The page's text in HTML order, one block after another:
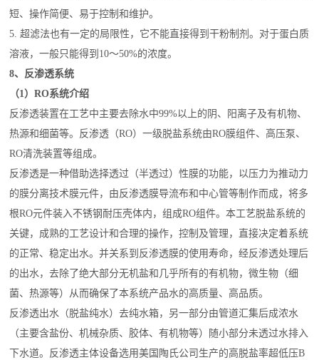
短、操作简便、易于控制和维护。
5. 超滤法也有一定的局限性，它不能直接得到干粉制剂。对于蛋白质
溶液，一般只能得到10～50%的浓度。
8、反渗透系统
（1）RO系统介绍
反渗透装置在工艺中主要去除水中99%以上的阴、阳离子及有机物、
热源和细菌等。反渗透（RO）一级脱盐系统由RO膜组件、高压泵、
RO清洗装置等组成。
反渗透是一种借助选择透过（半透过）性膜的功能，以压力为推动力
的膜分离技术膜元件，由反渗透膜导流布和中心管等制作而成，将多
根RO元件装入不锈钢耐压壳体内，组成RO组件。本工艺脱盐系统的
关键，成熟的工艺设计和合理的操作，控制及管理，直接决定着系统
的正常、稳定出水。并关系到反渗透膜的使用寿命，经反渗透处理后
的出水，去除了绝大部分无机盐和几乎所有的有机物，微生物（细
菌、热源等）从而确保了本系统产品水的高质量、高品质。
反渗透出水（脱盐纯水）去纯水箱，另一部分由管道汇集后成浓水
（主要含盐份、机械杂质、胶体、有机物等）随小部分未透过水排入
下水道。反渗透主体设备选用美国陶氏公司生产的高脱盐率超低压B